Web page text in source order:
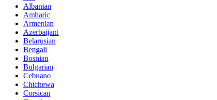
Albanian
Amharic
Armenian
Azerbaijani
Belarusian
Bengali
Bosnian
Bulgarian
Cebuano
Chichewa
Corsican